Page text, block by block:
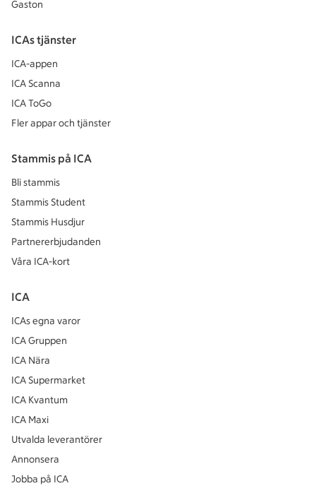
Gaston
ICAs tjänster
ICA-appen
ICA Scanna
ICA ToGo
Fler appar och tjänster
Stammis på ICA
Bli stammis
Stammis Student
Stammis Husdjur
Partnererbjudanden
Våra ICA-kort
ICA
ICAs egna varor
ICA Gruppen
ICA Nära
ICA Supermarket
ICA Kvantum
ICA Maxi
Utvalda leverantörer
Annonsera
Jobba på ICA